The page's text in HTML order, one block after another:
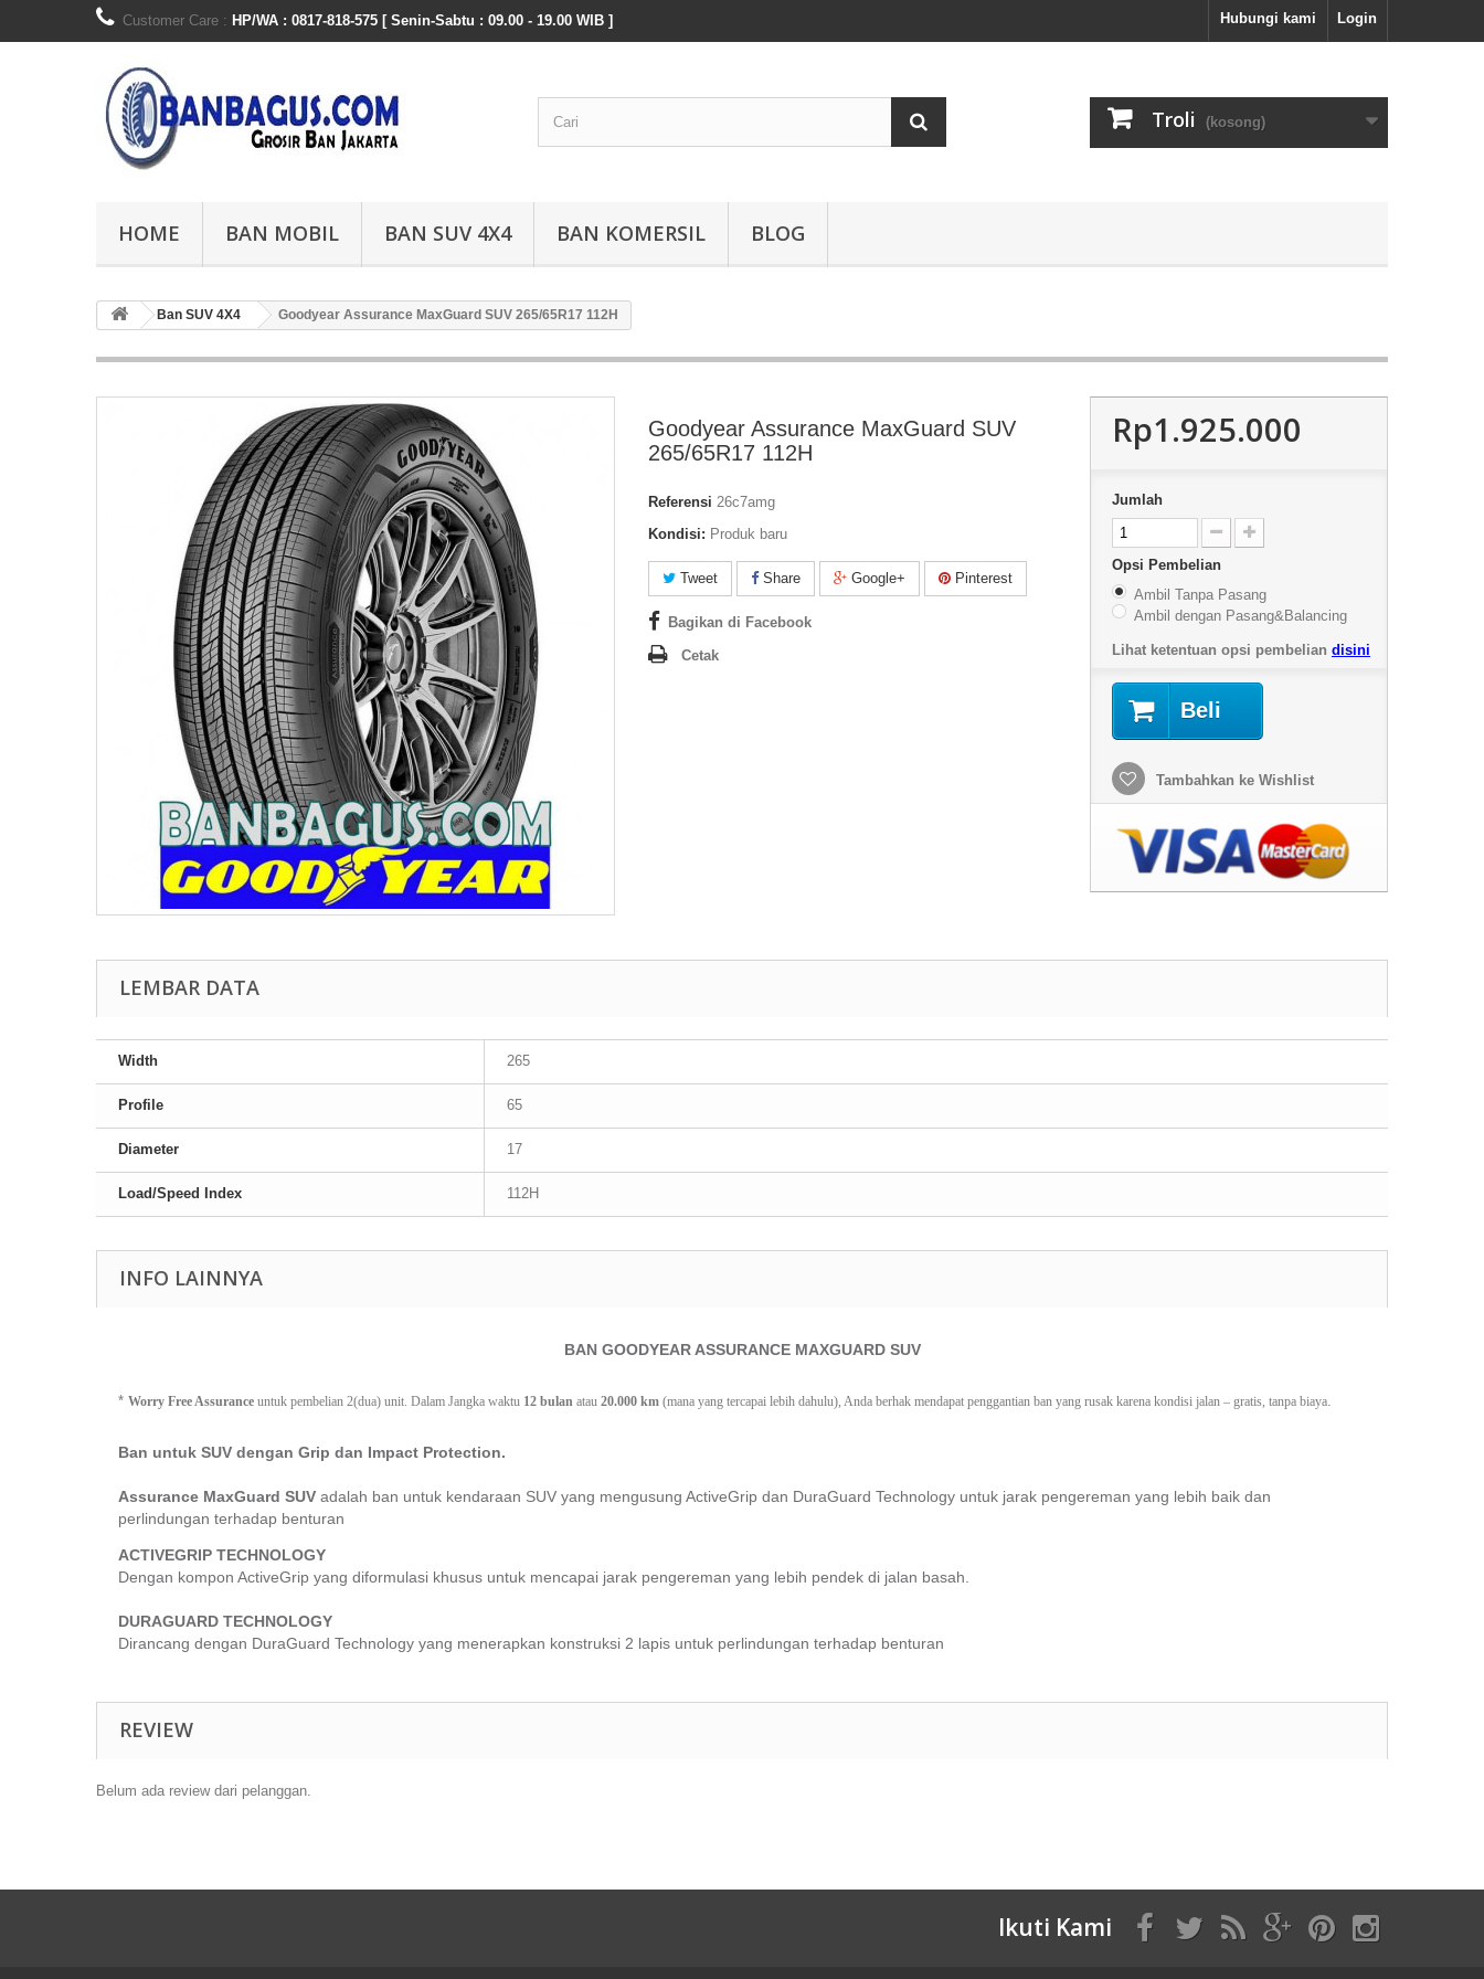
Login
Hubungi kami
Customer Care : HP/WA : 0817-818-575 [ Senin-Sabtu : 09.00 - 19.00 WIB ]
Troli (kosong)
HOME BAN MOBIL BAN SUV 4X4 BAN KOMERSIL BLOG
Ban SUV 4X4 Goodyear Assurance MaxGuard SUV 265/65R17 112H
Goodyear Assurance MaxGuard SUV
265/65R17 112H
Referensi 26c7amg
Kondisi: Produk baru
Tweet Share Google+ Pinterest
Bagikan di Facebook
Cetak
Rp1.925.000
Jumlah
Opsi Pembelian
Ambil Tanpa Pasang
Ambil dengan Pasang&Balancing
Lihat ketentuan opsi pembelian disini
Beli
Tambahkan ke Wishlist
LEMBAR DATA
Width 265
Profile 65
Diameter 17
Load/Speed Index 112H
INFO LAINNYA
BAN GOODYEAR ASSURANCE MAXGUARD SUV
* Worry Free Assurance untuk pembelian 2(dua) unit. Dalam Jangka waktu 12 bulan atau 20.000 km (mana yang tercapai lebih dahulu), Anda berhak mendapat penggantian ban yang rusak karena kondisi jalan – gratis, tanpa biaya.
Ban untuk SUV dengan Grip dan Impact Protection.
Assurance MaxGuard SUV adalah ban untuk kendaraan SUV yang mengusung ActiveGrip dan DuraGuard Technology untuk jarak pengereman yang lebih baik dan
perlindungan terhadap benturan
ACTIVEGRIP TECHNOLOGY
Dengan kompon ActiveGrip yang diformulasi khusus untuk mencapai jarak pengereman yang lebih pendek di jalan basah.
DURAGUARD TECHNOLOGY
Dirancang dengan DuraGuard Technology yang menerapkan konstruksi 2 lapis untuk perlindungan terhadap benturan
REVIEW
Belum ada review dari pelanggan.
Ikuti Kami